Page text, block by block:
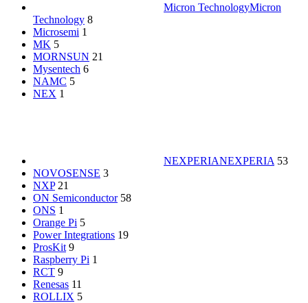
Micron TechnologyMicron
Technology 8
Microsemi 1
MK 5
MORNSUN 21
Mysentech 6
NAMC 5
NEX 1
NEXPERIANEXPERIA 53
NOVOSENSE 3
NXP 21
ON Semiconductor 58
ONS 1
Orange Pi 5
Power Integrations 19
ProsKit 9
Raspberry Pi 1
RCT 9
Renesas 11
ROLLIX 5